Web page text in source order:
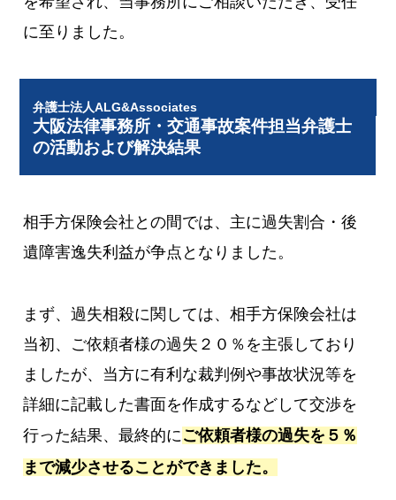
に至りました。
弁護士法人ALG&Associates
大阪法律事務所・交通事故案件担当弁護士
の活動および解決結果
相手方保険会社との間では、主に過失割合・後
遺障害逸失利益が争点となりました。
まず、過失相殺に関しては、相手方保険会社は
当初、ご依頼者様の過失２０％を主張しており
ましたが、当方に有利な裁判例や事故状況等を
詳細に記載した書面を作成するなどして交渉を
行った結果、最終的に ご依頼者様の過失を５％
まで減少させることができました。